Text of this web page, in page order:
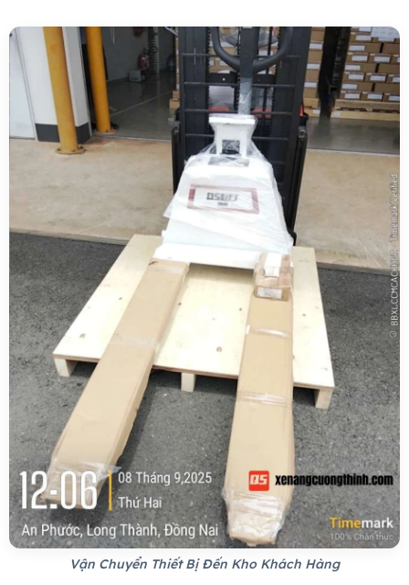
Vận Chuyển Thiết Bị Đến Kho Khách Hàng